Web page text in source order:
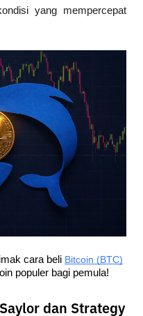
yang mempercepat
cara beli Bitcoin (BTC)
populer bagi pemula!
dan Strategy